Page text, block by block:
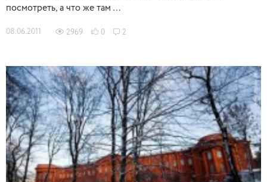
посмотреть, а что же там …
08.06.2011 2969 0 2